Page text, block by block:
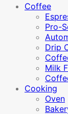
Coffee
Pro-
Drip
Milk
Cooking
Oven